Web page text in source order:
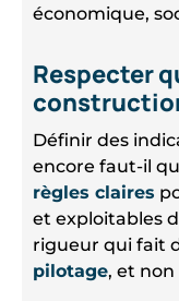
économique,
Respecter
Définir des
encore faut-il
règles claires
et exploitables
rigueur qui fait
pilotage, et